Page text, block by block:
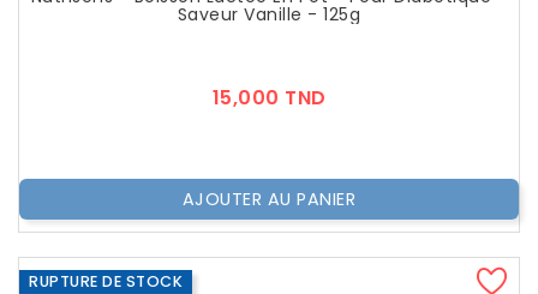
Saveur Vanille - 125g
15,000 TND
AJOUTER AU PANIER
RUPTURE DE STOCK